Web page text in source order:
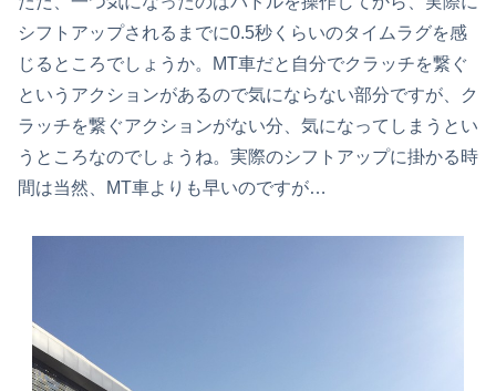
シフトアップされるまでに0.5秒くらいのタイムラグを感
じるところでしょうか。MT車だと自分でクラッチを繋ぐ
というアクションがあるので気にならない部分ですが、ク
ラッチを繋ぐアクションがない分、気になってしまうとい
うところなのでしょうね。実際のシフトアップに掛かる時
間は当然、MT車よりも早いのですが…